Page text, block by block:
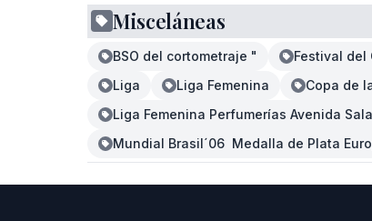
Misceláneas
BSO del cortometraje " Festival del
Liga
Liga Femenina Copa de
Liga Femenina Perfumerías Avenida
Mundial Brasil´06  Medalla de Plata